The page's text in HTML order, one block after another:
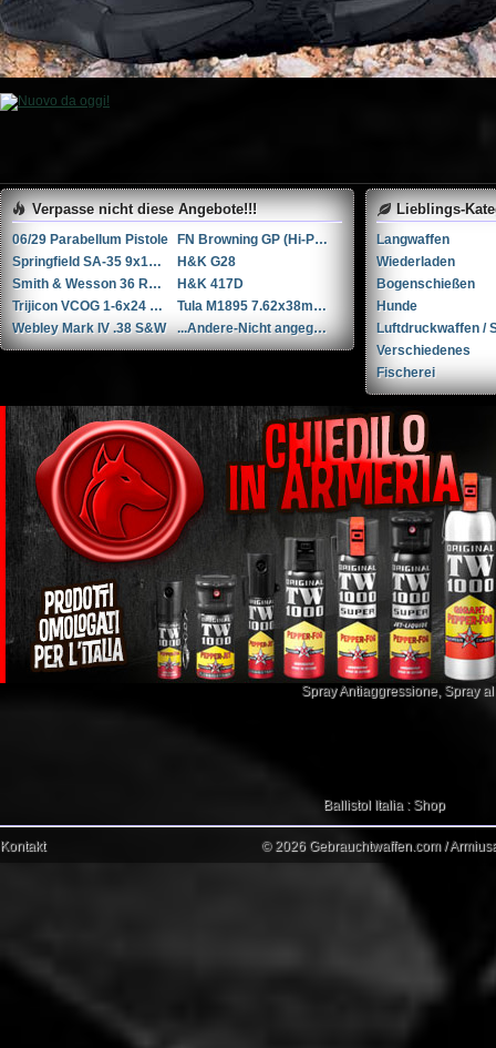
Verpasse nicht diese Angebote!!!
06/29 Parabellum Pistole
FN Browning GP (Hi-Power / GP35)
Springfield SA-35 9x19mm Parabellum/Luger/NATO
H&K G28
Smith & Wesson 36 RB .38 Spl.
H&K 417D
Trijicon VCOG 1-6x24 LED-Zielfernrohr mit Absehen für .223 Remington / 77 gr.
Tula M1895 7.62x38mmR / 7.62x38mm Nagant
Webley Mark IV .38 S&W
...Andere-Nicht angegeben W+F Raketenpistole 1917/1934 kal. 34mm ...Andere/Nicht angegeben
Lieblings-
Langwaffen
Wiederladen
Bogenschießen
Hunde
Luftdruckwaffen /
Verschiedenes
Fischerei
Spray Antiaggressione, Spray
Ballistol Italia : Shop
Kontakt © 2026 Gebrauchtwaffen.com /